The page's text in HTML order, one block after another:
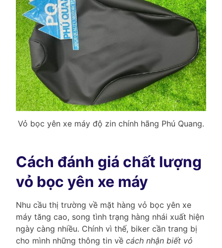
Vỏ bọc yên xe máy độ zin chính hãng Phú Quang.
Cách đánh giá chất lượng
vỏ bọc yên xe máy
Nhu cầu thị trường về mặt hàng vỏ bọc yên xe
máy tăng cao, song tình trạng hàng nhái xuất hiện
ngày càng nhiều. Chính vì thế, biker cần trang bị
cho mình những thông tin về cách nhận biết vỏ